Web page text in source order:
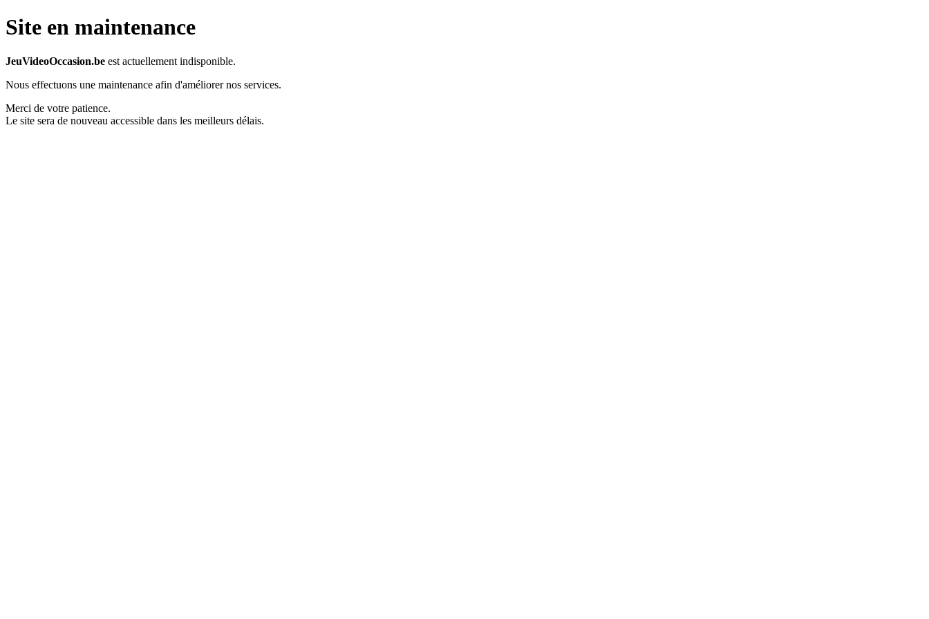
Site en maintenance
JeuVideoOccasion.be est actuellement indisponible.
Nous effectuons une maintenance afin d'améliorer nos services.
Merci de votre patience.
Le site sera de nouveau accessible dans les meilleurs délais.